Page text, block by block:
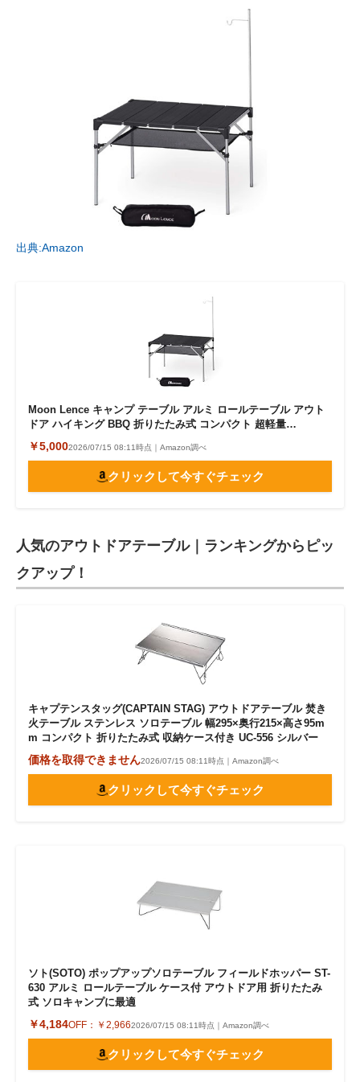
出典:Amazon
Moon Lence キャンプ テーブル アルミ ロールテーブル アウト
ドア ハイキング BBQ 折りたたみ式 コンパクト 超軽量…
￥5,0002026/07/15 08:11時点｜Amazon調べ
クリックして今すぐチェック
人気のアウトドアテーブル｜ランキングからピッ
クアップ！
キャプテンスタッグ(CAPTAIN STAG) アウトドアテーブル 焚き
火テーブル ステンレス ソロテーブル 幅295×奥行215×高さ95m
m コンパクト 折りたたみ式 収納ケース付き UC-556 シルバー
価格を取得できません2026/07/15 08:11時点｜Amazon調べ
クリックして今すぐチェック
ソト(SOTO) ポップアップソロテーブル フィールドホッパー ST-
630 アルミ ロールテーブル ケース付 アウトドア用 折りたたみ
式 ソロキャンプに最適
￥4,184OFF： ￥2,9662026/07/15 08:11時点｜Amazon調べ
クリックして今すぐチェック